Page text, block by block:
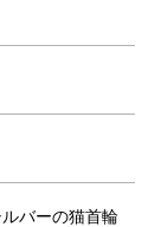
バーの猫首輪